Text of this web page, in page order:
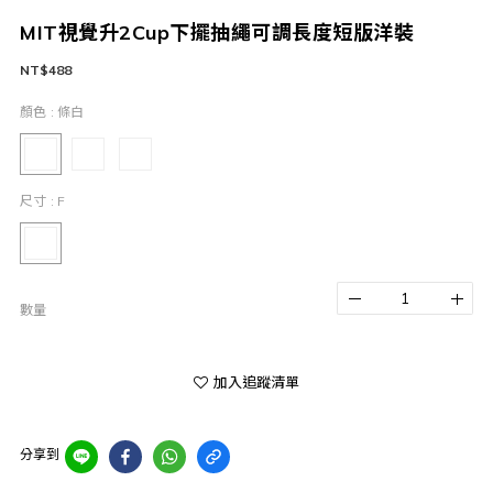
MIT視覺升2Cup下擺抽繩可調長度短版洋裝
NT$488
顏色 : 條白
尺寸 : F
數量
加入追蹤清單
分享到